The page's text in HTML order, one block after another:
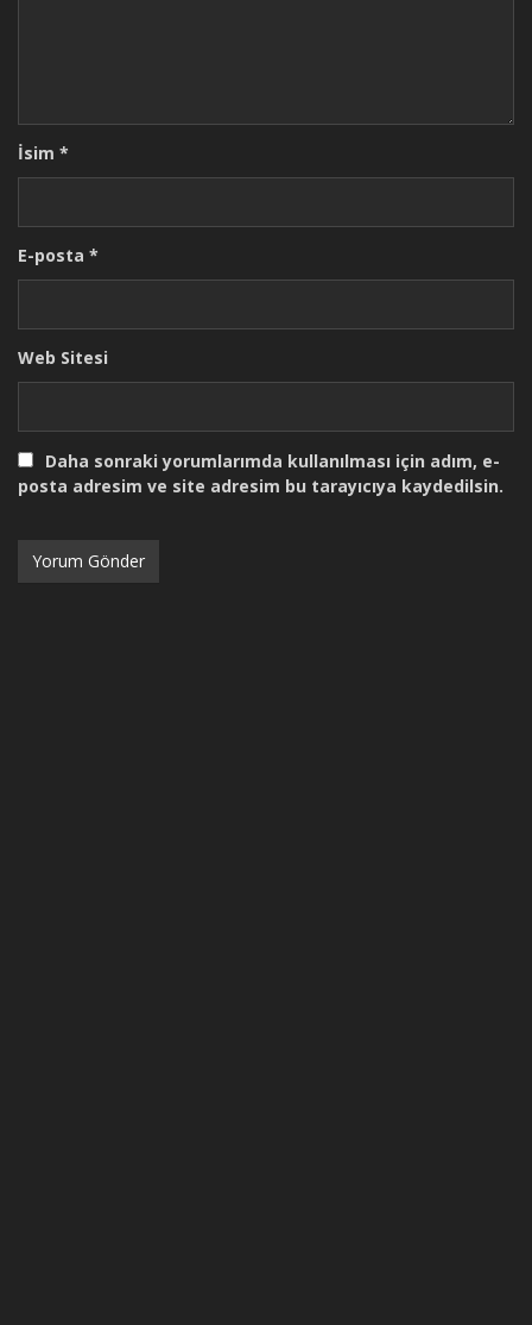
İsim *
E-posta *
Web Sitesi
Daha sonraki yorumlarımda kullanılması için adım, e-
posta adresim ve site adresim bu tarayıcıya kaydedilsin.